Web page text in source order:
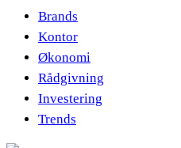
Brands
Kontor
Økonomi
Rådgivning
Investering
Trends